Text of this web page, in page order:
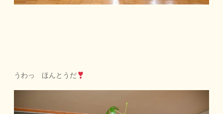
うわっ ほんとうだ